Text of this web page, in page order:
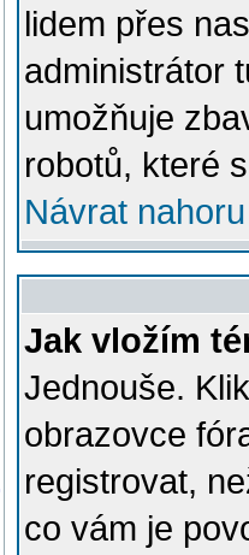
lidem přes
administrátor
umožňuje
robotů, které
Návrat nahoru
Jak vložím
Jednouše.
obrazovce
registrovat,
co vám je